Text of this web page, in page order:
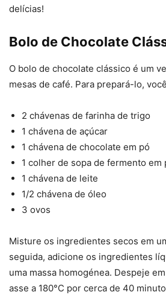
delícias!
Bolo de Chocolate
O bolo de chocolate clássico é um
mesas de café. Para prepará-lo,
2 chávenas de farinha de trigo
1 chávena de açúcar
1 chávena de chocolate em pó
1 colher de sopa de fermento em
1 chávena de leite
1/2 chávena de óleo
3 ovos
Misture os ingredientes secos em
seguida, adicione os ingredientes
uma massa homogénea. Despeje
asse a 180°C por cerca de 40